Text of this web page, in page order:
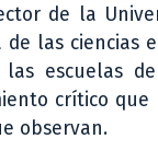
de la
las ciencias
escuelas
crítico
observan.